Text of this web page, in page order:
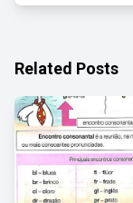
Related Posts